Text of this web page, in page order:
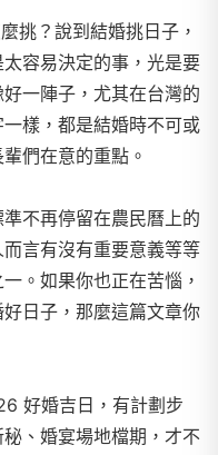
挑？說到結婚挑日子，
容易決定的事，光是要
一陣子，尤其在台灣的
樣，都是結婚時不可或
們在意的重點。
不再停留在農民曆上的
言有沒有重要意義等等
。如果你也正在苦惱，
日子，那麼這篇文章你
好婚吉日，有計劃步
、婚宴場地檔期，才不